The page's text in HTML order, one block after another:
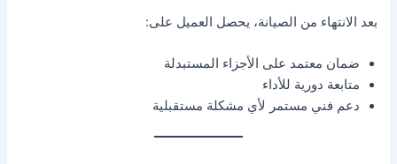
بعد الانتهاء من الصيانة، يحصل العميل على:
ضمان معتمد على الأجزاء المستبدلة
متابعة دورية للأداء
دعم فني مستمر لأي مشكلة مستقبلية